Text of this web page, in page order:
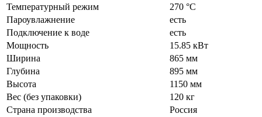
Температурный режим
270 °С
Пароувлажнение
есть
Подключение к воде
есть
Мощность
15.85 кВт
Ширина
865 мм
Глубина
895 мм
Высота
1150 мм
Вес (без упаковки)
120 кг
Страна производства
Россия